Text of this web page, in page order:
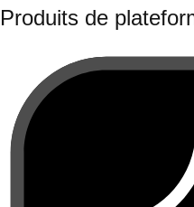
Produits de